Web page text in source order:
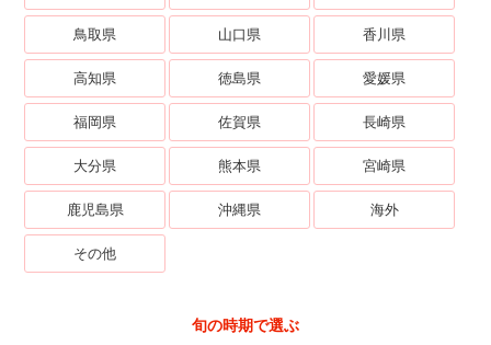
鳥取県 山口県 香川県
高知県 徳島県 愛媛県
福岡県 佐賀県 長崎県
大分県 熊本県 宮崎県
鹿児島県 沖縄県 海外
その他
旬の時期で選ぶ